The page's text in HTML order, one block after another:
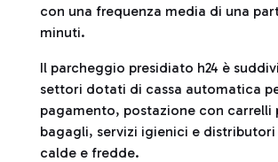
con una frequenza media di una
minuti.
Il parcheggio presidiato h24 è
settori dotati di cassa automatica
pagamento, postazione con carrelli
bagagli, servizi igienici e
calde e fredde.